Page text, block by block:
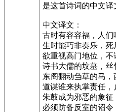
是这首诗词的中文译
中文译文：
古时有容容福，人们
生时能巧非奏乐，死
欲重视高门地位，不
诗书大儒的坟墓，丝
东阁翻动刍草的马，
道谋谁来执掌责任，
朱鼓成为邪恶的象征
必须防备反室的诏